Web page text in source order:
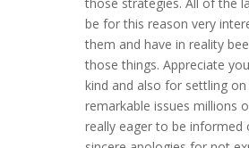
be for this reason very
them and have in reality
those things. Appreciate
kind and also for settling
remarkable issues millions
really eager to be informed